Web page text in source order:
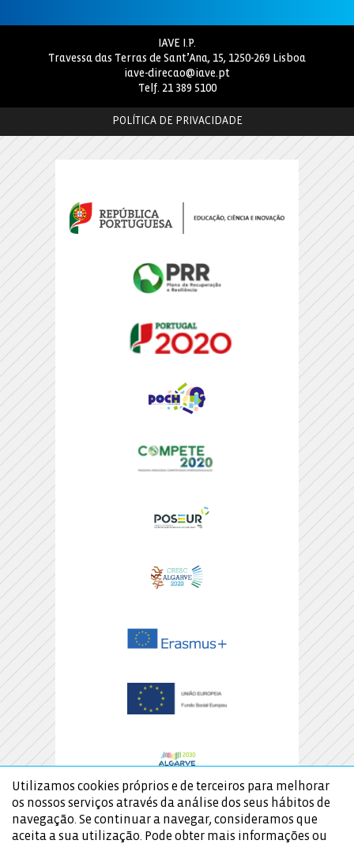
IAVE I.P.
Travessa das Terras de Sant’Ana, 15, 1250-269 Lisboa
iave-direcao@iave.pt
Telf. 21 389 5100
POLÍTICA DE PRIVACIDADE
Utilizamos cookies próprios e de terceiros para melhorar
os nossos serviços através da análise dos seus hábitos de
navegação. Se continuar a navegar, consideramos que
aceita a sua utilização. Pode obter mais informações ou